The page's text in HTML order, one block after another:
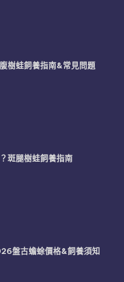
樹蛙飼養指南&常見問題
斑腿樹蛙飼養指南
盤古蟾蜍價格&飼養須知